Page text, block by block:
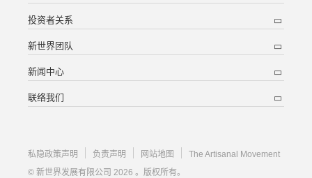
投资者关系
新世界团队
新闻中心
联络我们
私隐政策声明 负责声明 网站地图
The Artisanal Movement
© 新世界发展有限公司 2026 。版权所有。